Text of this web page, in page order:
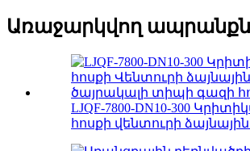
Առաջարկվող
LJQF-7800-DN10-300
հոսքի վենտուրի